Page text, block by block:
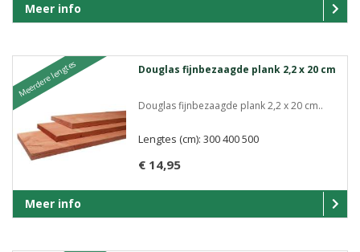
Meer info
Meerdere lengtes Douglas fijnbezaagde plank 2,2 x 20 cm
Douglas fijnbezaagde plank 2,2 x 20 cm..
€ 14,95
Lengtes (cm): 300 400 500
Meer info